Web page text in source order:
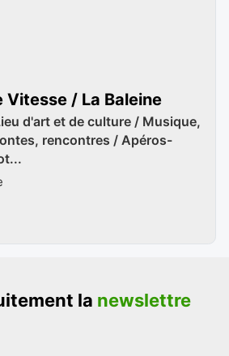
Vitesse / La Baleine
d'art et de culture / Musique,
rencontres / Apéros-
la newslettre